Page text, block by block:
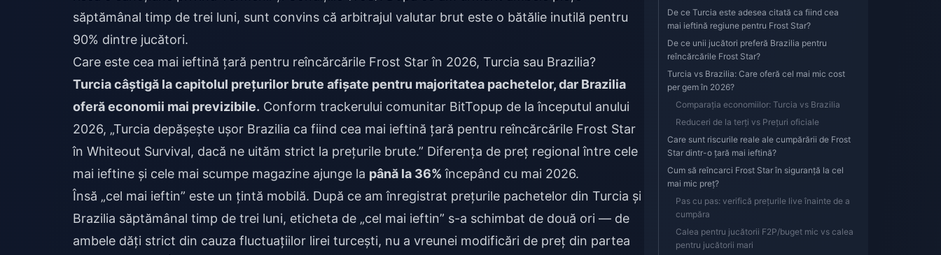
săptămânal timp de trei luni, sunt convins că arbitrajul valutar brut este o bătălie inutilă pentru
90% dintre jucători.
Care este cea mai ieftină țară pentru reîncărcările Frost Star în 2026, Turcia sau Brazilia?
Turcia câștigă la capitolul prețurilor brute afișate pentru majoritatea pachetelor, dar Brazilia
oferă economii mai previzibile. Conform trackerului comunitar BitTopup de la începutul anului
2026, „Turcia depășește ușor Brazilia ca fiind cea mai ieftină țară pentru reîncărcările Frost Star
în Whiteout Survival, dacă ne uităm strict la prețurile brute.” Diferența de preț regional între cele
mai ieftine și cele mai scumpe magazine ajunge la până la 36% începând cu mai 2026.
Însă „cel mai ieftin” este un țintă mobilă. După ce am înregistrat prețurile pachetelor din Turcia și
Brazilia săptămânal timp de trei luni, eticheta de „cel mai ieftin” s-a schimbat de două ori — de
ambele dăți strict din cauza fluctuațiilor lirei turcești, nu a vreunei modificări de preț din partea
De ce Turcia este adesea citată ca fiind cea
mai ieftină regiune pentru Frost Star?
De ce unii jucători preferă Brazilia pentru
reîncărcările Frost Star?
Turcia vs Brazilia: Care oferă cel mai mic cost
per gem în 2026?
Comparația economiilor: Turcia vs Brazilia
Reduceri de la terți vs Prețuri oficiale
Care sunt riscurile reale ale cumpărării de Frost
Star dintr-o țară mai ieftină?
Cum să reîncarci Frost Star în siguranță la cel
mai mic preț?
Pas cu pas: verifică prețurile live înainte de a
cumpăra
Calea pentru jucătorii F2P/buget mic vs calea
pentru jucătorii mari